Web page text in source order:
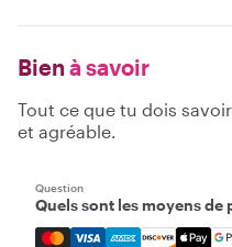
Bien à savoir
Tout ce que tu dois
et agréable.
Question
Quels sont les moyens de
Mastercard, Visa,